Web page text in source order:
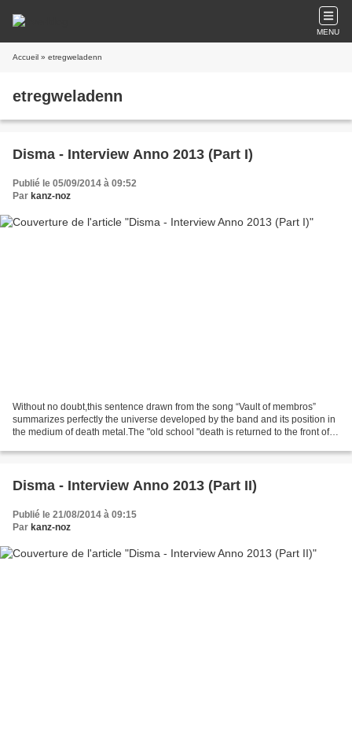
MENU
Accueil » etregweladenn
etregweladenn
Disma - Interview Anno 2013 (Part I)
Publié le 05/09/2014 à 09:52
Par kanz-noz
Without no doubt,this sentence drawn from the song “Vault of membros”
summarizes perfectly the universe developed by the band and its position in
the medium of death metal.The "old school "death is returned to the front of
Disma - Interview Anno 2013 (Part II)
Publié le 21/08/2014 à 09:15
Par kanz-noz